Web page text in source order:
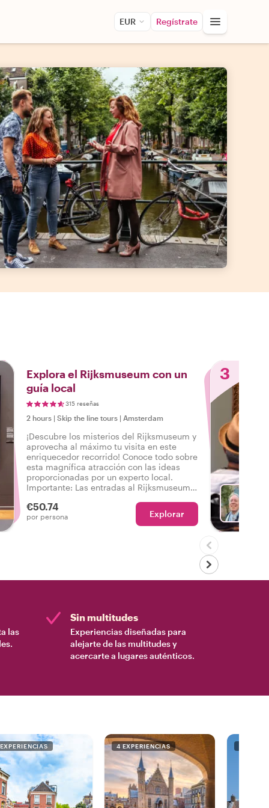
EUR Regístrate
Explora el Rijksmuseum con un
guía local
315 reseñas
2 hours | Skip the line tours | Amsterdam
¡Descubre los misterios del Rijksmuseum y
aprovecha al máximo tu visita en este
enriquecedor recorrido! Conoce todo sobre
esta magnífica atracción con las ideas
proporcionadas por un experto local.
Importante: Las entradas al Rijksmuseum
huéspedes deberán comprarlas con
antelación.
€50.74
por persona Explorar
3
las
Sin multitudes
Experiencias diseñadas para
alejarte de las multitudes y
acercarte a lugares auténticos.
4 EXPERIENCIAS